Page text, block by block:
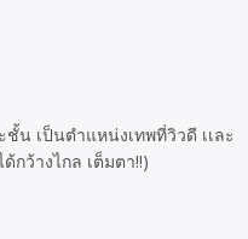
น เป็นตำแหน่งเทพที่วิวดี เเละ
กว้างไกล เต็มตา!!)